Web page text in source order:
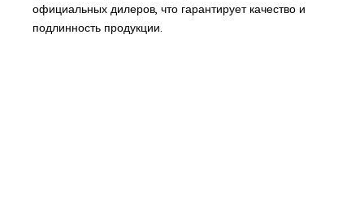
официальных дилеров, что гарантирует качество и
подлинность продукции.